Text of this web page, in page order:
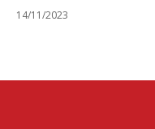
14/11/2023